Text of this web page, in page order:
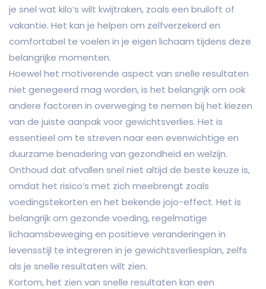
je snel wat kilo’s wilt kwijtraken, zoals een bruiloft of
vakantie. Het kan je helpen om zelfverzekerd en
comfortabel te voelen in je eigen lichaam tijdens deze
belangrijke momenten.
Hoewel het motiverende aspect van snelle resultaten
niet genegeerd mag worden, is het belangrijk om ook
andere factoren in overweging te nemen bij het kiezen
van de juiste aanpak voor gewichtsverlies. Het is
essentieel om te streven naar een evenwichtige en
duurzame benadering van gezondheid en welzijn.
Onthoud dat afvallen snel niet altijd de beste keuze is,
omdat het risico’s met zich meebrengt zoals
voedingstekorten en het bekende jojo-effect. Het is
belangrijk om gezonde voeding, regelmatige
lichaamsbeweging en positieve veranderingen in
levensstijl te integreren in je gewichtsverliesplan, zelfs
als je snelle resultaten wilt zien.
Kortom, het zien van snelle resultaten kan een